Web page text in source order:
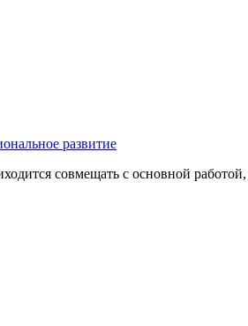
развитие
совмещать с основной